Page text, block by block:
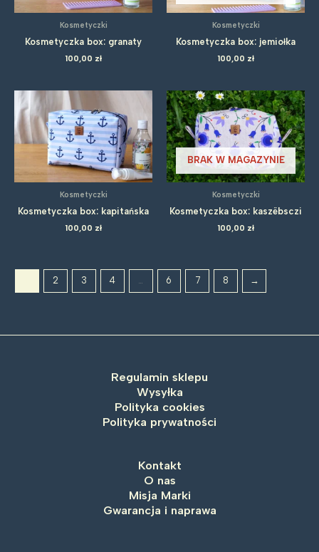
Kosmetyczki
Kosmetyczka box: granaty
100,00 zł
Kosmetyczki
Kosmetyczka box: jemiołka
100,00 zł
Kosmetyczki
Kosmetyczka box: kapitańska
100,00 zł
BRAK W MAGAZYNIE
Kosmetyczki
Kosmetyczka box: kaszëbsczi
100,00 zł
2 3 4 … 6 7 8 →
Regulamin sklepu
Wysyłka
Polityka cookies
Polityka prywatności
Kontakt
O nas
Misja Marki
Gwarancja i naprawa